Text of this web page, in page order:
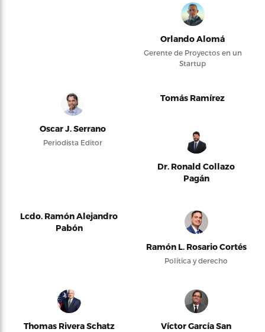
Orlando Alomá
Gerente de Proyectos en un
Startup
Oscar J. Serrano
Periodista Editor
Tomás Ramírez
Dr. Ronald Collazo
Pagán
Lcdo. Ramón Alejandro
Pabón
Ramón L. Rosario Cortés
Política y derecho
Thomas Rivera Schatz
Víctor García San